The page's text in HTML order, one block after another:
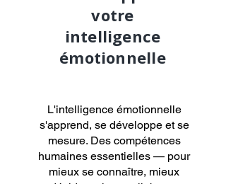
votre
intelligence
émotionnelle
L'intelligence émotionnelle
s'apprend, se développe et se
mesure. Des compétences
humaines essentielles — pour
mieux se connaître, mieux